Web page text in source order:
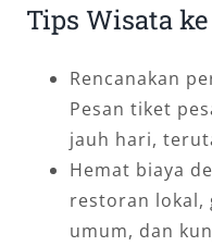
Tips Wisata
Rencanakan
Pesan tiket
jauh hari,
Hemat biaya
restoran lokal,
umum, dan